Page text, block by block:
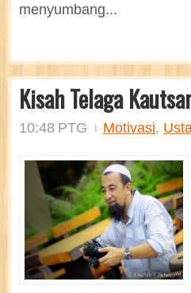
menyumbang...
Kisah Telaga
10:48 PTG Motivasi,